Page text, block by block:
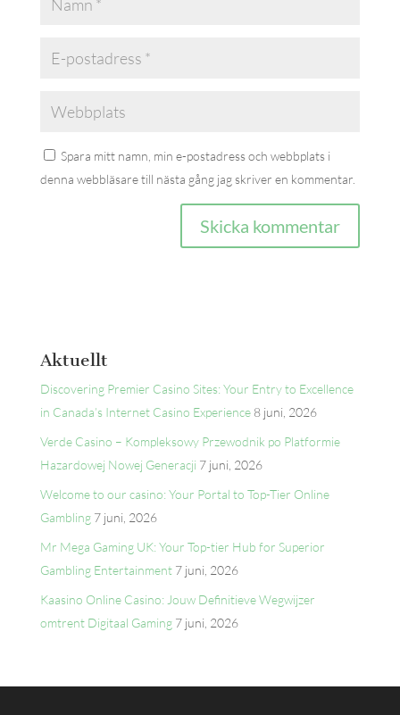
Spara mitt namn, min e-postadress och webbplats i
denna webbläsare till nästa gång jag skriver en kommentar.
Aktuellt
Discovering Premier Casino Sites: Your Entry to Excellence
in Canada’s Internet Casino Experience 8 juni, 2026
Verde Casino – Kompleksowy Przewodnik po Platformie
Hazardowej Nowej Generacji 7 juni, 2026
Welcome to our casino: Your Portal to Top-Tier Online
Gambling 7 juni, 2026
Mr Mega Gaming UK: Your Top-tier Hub for Superior
Gambling Entertainment 7 juni, 2026
Kaasino Online Casino: Jouw Definitieve Wegwijzer
omtrent Digitaal Gaming 7 juni, 2026